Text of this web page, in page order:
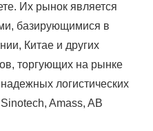
Их рынок является
базирующимися в
Китае и других
торгующих на рынке
логистических
Amass, AB